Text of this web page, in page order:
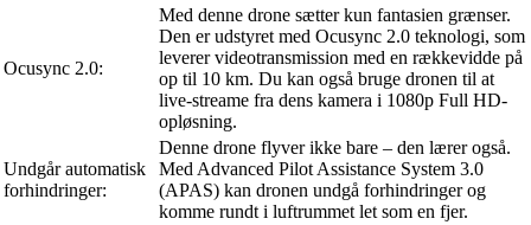
Ocusync 2.0:
Med denne drone sætter kun fantasien grænser.
Den er udstyret med Ocusync 2.0 teknologi, som
leverer videotransmission med en rækkevidde på
op til 10 km. Du kan også bruge dronen til at
live-streame fra dens kamera i 1080p Full HD-
opløsning.
Undgår automatisk
forhindringer:
Denne drone flyver ikke bare – den lærer også.
Med Advanced Pilot Assistance System 3.0
(APAS) kan dronen undgå forhindringer og
komme rundt i luftrummet let som en fjer.